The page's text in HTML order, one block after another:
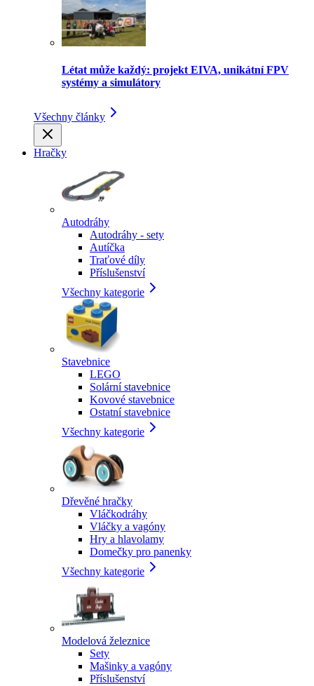
Létat může každý: projekt EIVA, unikátní FPV
systémy a simulátory
Všechny články
Hračky
Autodráhy
Autodráhy - sety
Autíčka
Traťové díly
Příslušenství
Všechny kategorie
Stavebnice
LEGO
Solární stavebnice
Kovové stavebnice
Ostatní stavebnice
Všechny kategorie
Dřevěné hračky
Vláčkodráhy
Vláčky a vagóny
Hry a hlavolamy
Domečky pro panenky
Všechny kategorie
Modelová železnice
Sety
Mašinky a vagóny
Příslušenství